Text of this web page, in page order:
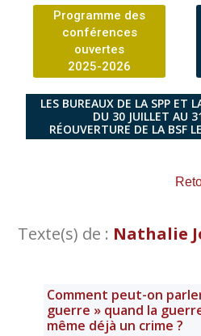
Programme des
conférences
ouvertes
2025-2026
LES BUREAUX DE LA SPP ET
DU 30 JUILLET AU
RÉOUVERTURE DE LA BSF
Texte(s) de : Nathalie
Comment peut-on
guerre » quand la
même déjà un crime ?